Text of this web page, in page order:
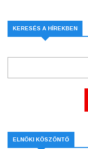
KERESÉS A HÍREKBEN
ELNÖKI KÖSZÖNTŐ